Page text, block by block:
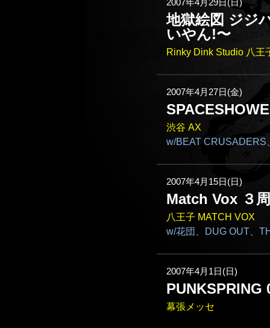
2007年4月29日(日)
地獄絵図 ジジ
いやん!〜
Rinky Dink Studio 八王
2007年4月27日(金)
渋谷 AX
w/BEAT CRUSADERS
2007年4月15日(日)
Match Vox ３
八王子 MATCH VOX
w/花団、DUG OUT、
2007年4月1日(日)
PUNKSPRING
幕張メッセ